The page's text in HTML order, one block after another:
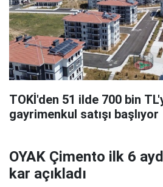
TOKİ'den 51 ilde 700 bin
gayrimenkul satışı başlıyor
OYAK Çimento ilk 6
kar açıkladı